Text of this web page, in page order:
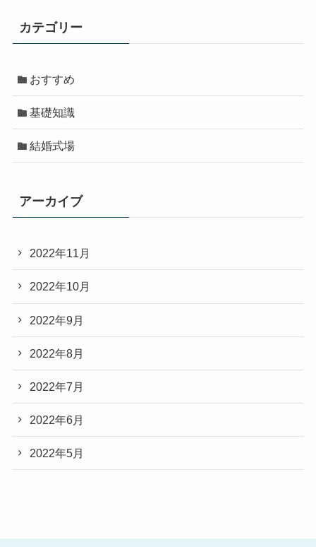
カテゴリー
おすすめ
基礎知識
結婚式場
アーカイブ
2022年11月
2022年10月
2022年9月
2022年8月
2022年7月
2022年6月
2022年5月